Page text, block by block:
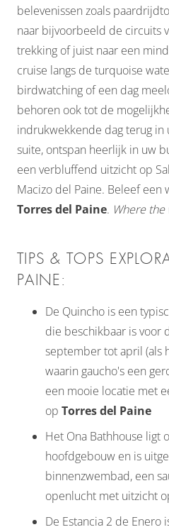
belevenissen zoals
naar bijvoorbeeld de circuits
trekking of juist naar een
cruise langs de turquoise
birdwatching of een dag
behoren ook tot de
indrukwekkende dag terug
suite, ontspan heerlijk in uw
een verbluffend uitzicht op
Macizo del Paine. Beleef
Torres del Paine. Where
TIPS & TOPS
PAINE:
De Quincho is een
die beschikbaar is voor
september tot april (als
waarin gaucho's een
een mooie locatie met
op Torres del Paine
Het Ona Bathhouse ligt
hoofdgebouw en is
binnenzwembad, een
openlucht met uitzicht
De Estancia 2 de Enero